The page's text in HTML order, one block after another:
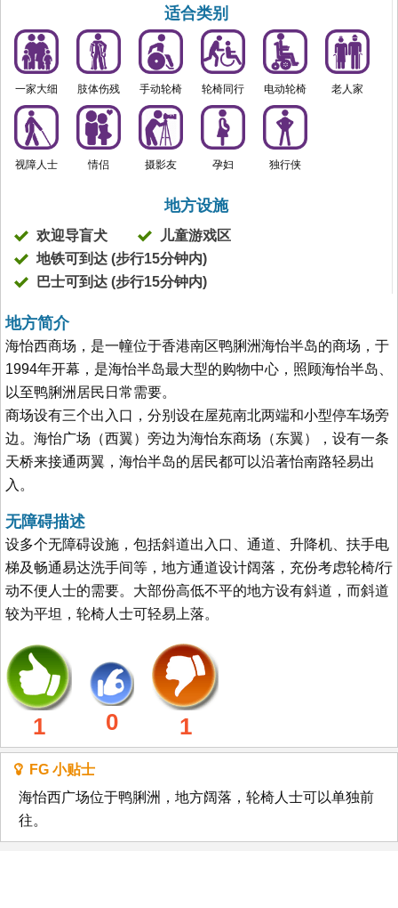
适合类别
一家大细 肢体伤残 手动轮椅 轮椅同行 电动轮椅 老人家
视障人士 情侣 摄影友 孕妇 独行侠
地方设施
欢迎导盲犬
儿童游戏区
地铁可到达 (步行15分钟内)
巴士可到达 (步行15分钟内)
地方简介
海怡西商场，是一幢位于香港南区鸭脷洲海怡半岛的商场，于
1994年开幕，是海怡半岛最大型的购物中心，照顾海怡半岛、
以至鸭脷洲居民日常需要。
商场设有三个出入口，分别设在屋苑南北两端和小型停车场旁
边。海怡广场（西翼）旁边为海怡东商场（东翼），设有一条
天桥来接通两翼，海怡半岛的居民都可以沿著怡南路轻易出
入。
无障碍描述
设多个无障碍设施，包括斜道出入口、通道、升降机、扶手电
梯及畅通易达洗手间等，地方通道设计阔落，充份考虑轮椅/行
动不便人士的需要。大部份高低不平的地方设有斜道，而斜道
较为平坦，轮椅人士可轻易上落。
1 0 1
FG 小贴士
海怡西广场位于鸭脷洲，地方阔落，轮椅人士可以单独前
往。